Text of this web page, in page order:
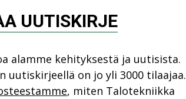
UUTISKIRJE
alamme kehityksestä ja uutisista.
uutiskirjeellä on jo yli 3000 tilaajaa.
, miten Talotekniikka